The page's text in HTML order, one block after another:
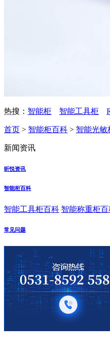
热搜： 智能柜 智能工具柜
首页 > 智能柜百科 > 智能光敏
新闻资讯
昕悦资讯
智能柜百科
智能工具柜百科 智能称重柜百
常见问题